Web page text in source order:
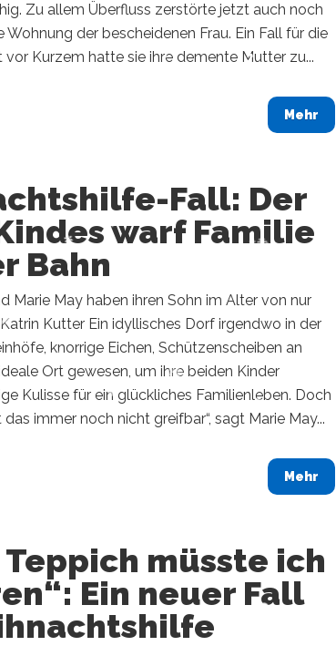
Zu allem Überfluss zerstörte jetzt auch noch
Wohnung der bescheidenen Frau. Ein Fall für die
Kurzem hatte sie ihre demente Mutter zu...
Mehr
Fall: Der
warf Familie
Bahn
Marie May haben ihren Sohn im Alter von nur
Kutter Ein idyllisches Dorf irgendwo in der
knorrige Eichen, Schützenscheiben an
Ort gewesen, um ihre beiden Kinder
Kulisse für ein glückliches Familienleben. Doch
das immer noch nicht greifbar“, sagt Marie May...
Mehr
Teppich müsste ich
Ein neuer Fall